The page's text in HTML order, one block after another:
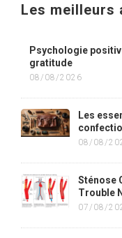
Les meilleurs
Psychologie
gratitude
08/08/2026
Les
08/08/
Sténose
Trouble
07/08/